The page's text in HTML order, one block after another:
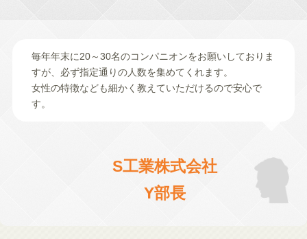
毎年年末に20～30名のコンパニオンをお願いしておりま
すが、必ず指定通りの人数を集めてくれます。
女性の特徴なども細かく教えていただけるので安心で
す。
S工業株式会社
Y部長